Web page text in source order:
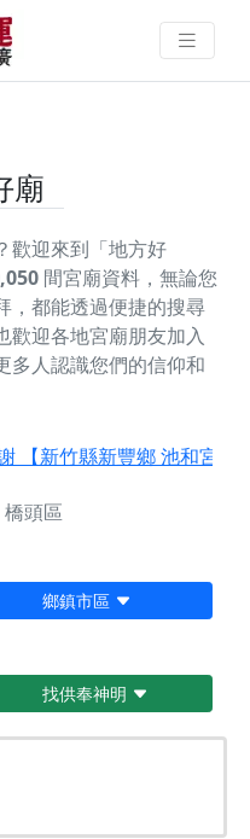
資料｜拜好廟
的信仰
廟
歡迎來到「地方好
間宮廟資料，無論您
，都能透過便捷的搜尋
歡迎各地宮廟朋友加入
多人認識您們的信仰和
新竹縣新豐鄉 池和宮】
橋頭區
鄉鎮市區
找供奉神明